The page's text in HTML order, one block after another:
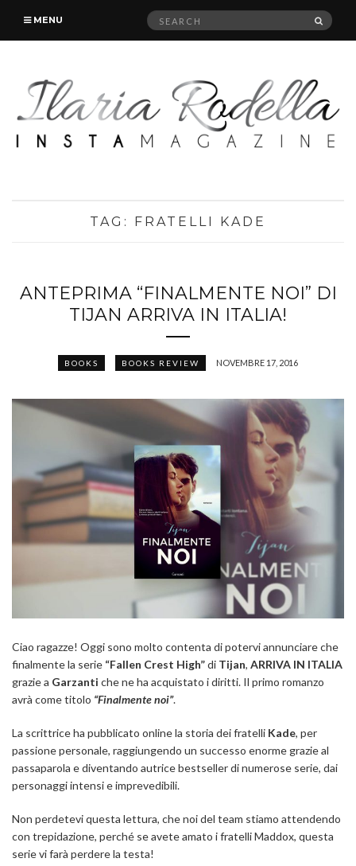
MENU
Search
TAG: FRATELLI KADE
ANTEPRIMA “FINALMENTE NOI” DI
TIJAN ARRIVA IN ITALIA!
BOOKS BOOKS REVIEW NOVEMBRE 17, 2016
Ciao ragazze! Oggi sono molto contenta di potervi annunciare che
finalmente la serie “Fallen Crest High”di Tijan, ARRIVA IN ITALIA
grazie a Garzanti che ne ha acquistato i diritti. Il primo romanzo
avrà come titolo “Finalmente noi”.
La scrittrice ha pubblicato online la storia dei fratelli Kade, per
passione personale, raggiungendo un successo enorme grazie al
passaparola e diventando autrice bestseller di numerose serie, dai
personaggi intensi e imprevedibili.
Non perdetevi questa lettura, che noi del team stiamo attendendo
con trepidazione, perché se avete amato i fratelli Maddox, questa
serie vi farà perdere la testa!